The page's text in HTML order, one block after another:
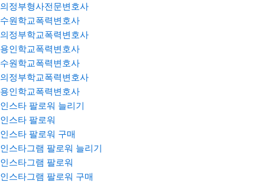
의정부형사전문변호사
수원학교폭력변호사
의정부학교폭력변호사
용인학교폭력변호사
수원학교폭력변호사
의정부학교폭력변호사
용인학교폭력변호사
인스타 팔로워 늘리기
인스타 팔로워
인스타 팔로워 구매
인스타그램 팔로워 늘리기
인스타그램 팔로워
인스타그램 팔로워 구매